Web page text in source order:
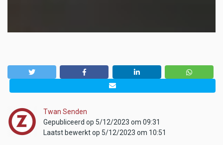
Twan Senden
Gepubliceerd op 5/12/2023 om 09:31
Laatst bewerkt op 5/12/2023 om 10:51